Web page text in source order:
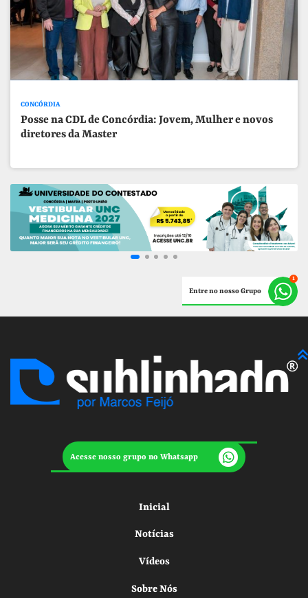
CONCÓRDIA
Posse na CDL de Concórdia: Jovem, Mulher e novos
diretores da Master
Entre no nosso Grupo
Acesse nosso grupo no Whatsapp
Inicial
Notícias
Vídeos
Sobre Nós